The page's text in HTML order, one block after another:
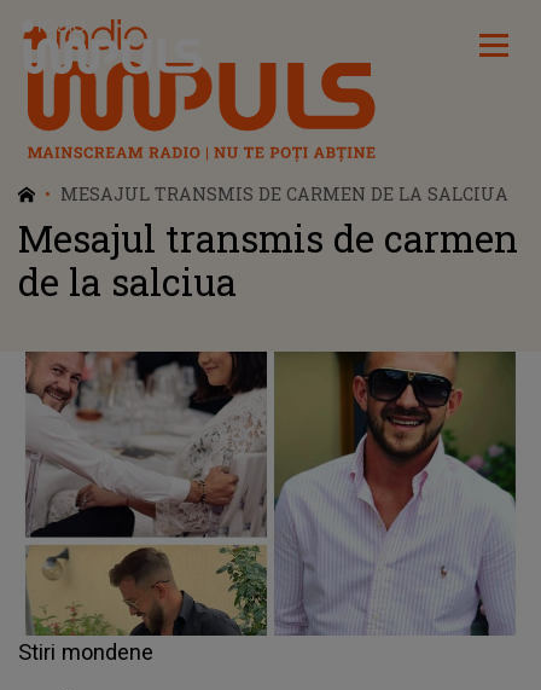
Radio Impuls
MESAJUL TRANSMIS DE CARMEN DE LA SALCIUA
Mesajul transmis de carmen
de la salciua
Stiri mondene